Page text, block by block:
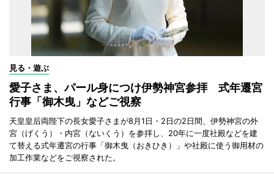
見る・遊ぶ
愛子さま、パール身につけ伊勢神宮参拝 式年遷宮
行事「御木曳」などご視察
天皇皇后両陛下の長女愛子さまが8月1日・2日の2日間、伊勢神宮の外
宮（げくう）・内宮（ないくう）を参拝し、20年に一度社殿などを建
て替える式年遷宮の行事「御木曳（おきひき）」や社殿に使う御用材の
加工作業などをご視察された。